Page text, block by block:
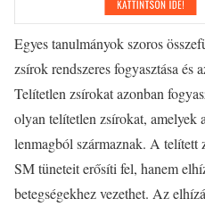
Egyes tanulmányok szoros
zsírok rendszeres fogyasztása és
Telítetlen zsírokat azonban
olyan telítetlen zsírokat, amelyek
lenmagból származnak. A telített
SM tüneteit erősíti fel, hanem
betegségekhez vezethet. Az